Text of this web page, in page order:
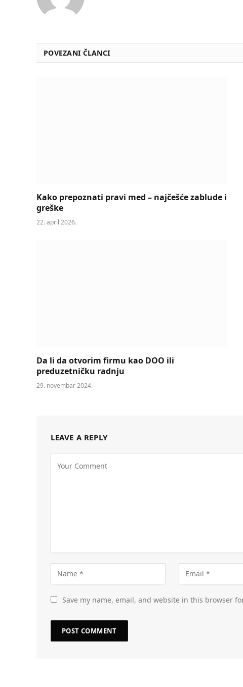
POVEZANI ČLANCI
Kako prepoznati pravi med – najčešće zablude i
greške
22. april 2026.
Da li da otvorim firmu kao DOO ili
preduzetničku radnju
29. novembar 2024.
LEAVE A REPLY
Save my name, email, and website in this browser